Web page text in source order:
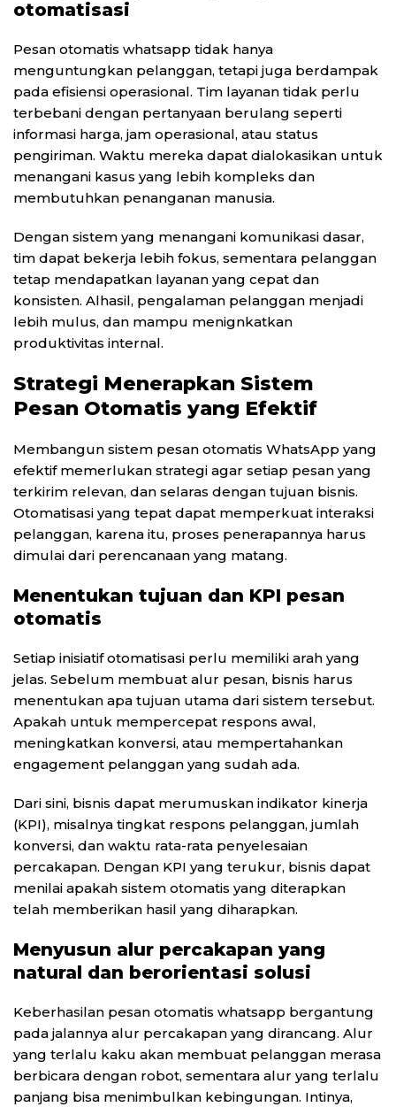
otomatisasi
Pesan otomatis whatsapp tidak hanya
menguntungkan pelanggan, tetapi juga berdampak
pada efisiensi operasional. Tim layanan tidak perlu
terbebani dengan pertanyaan berulang seperti
informasi harga, jam operasional, atau status
pengiriman. Waktu mereka dapat dialokasikan untuk
menangani kasus yang lebih kompleks dan
membutuhkan penanganan manusia.
Dengan sistem yang menangani komunikasi dasar,
tim dapat bekerja lebih fokus, sementara pelanggan
tetap mendapatkan layanan yang cepat dan
konsisten. Alhasil, pengalaman pelanggan menjadi
lebih mulus, dan mampu menignkatkan
produktivitas internal.
Strategi Menerapkan Sistem
Pesan Otomatis yang Efektif
Membangun sistem pesan otomatis WhatsApp yang
efektif memerlukan strategi agar setiap pesan yang
terkirim relevan, dan selaras dengan tujuan bisnis.
Otomatisasi yang tepat dapat memperkuat interaksi
pelanggan, karena itu, proses penerapannya harus
dimulai dari perencanaan yang matang.
Menentukan tujuan dan KPI pesan
otomatis
Setiap inisiatif otomatisasi perlu memiliki arah yang
jelas. Sebelum membuat alur pesan, bisnis harus
menentukan apa tujuan utama dari sistem tersebut.
Apakah untuk mempercepat respons awal,
meningkatkan konversi, atau mempertahankan
engagement pelanggan yang sudah ada.
Dari sini, bisnis dapat merumuskan indikator kinerja
(KPI), misalnya tingkat respons pelanggan, jumlah
konversi, dan waktu rata-rata penyelesaian
percakapan. Dengan KPI yang terukur, bisnis dapat
menilai apakah sistem otomatis yang diterapkan
telah memberikan hasil yang diharapkan.
Menyusun alur percakapan yang
natural dan berorientasi solusi
Keberhasilan pesan otomatis whatsapp bergantung
pada jalannya alur percakapan yang dirancang. Alur
yang terlalu kaku akan membuat pelanggan merasa
berbicara dengan robot, sementara alur yang terlalu
panjang bisa menimbulkan kebingungan. Intinya,